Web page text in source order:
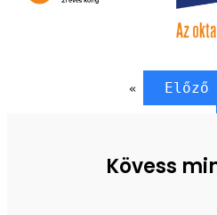
«
Előző
Kövess